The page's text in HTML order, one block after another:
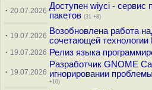
· 20.07.2026 Доступен wiyci - сервис
пакетов (31 +8)
· 19.07.2026 Возобновлена работа
сочетающей
· 19.07.2026 Релиз языка
· 19.07.2026
Разработчик GNOME
игнорировании
+10)